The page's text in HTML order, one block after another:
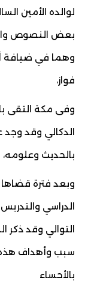
لوالده الأمين
بعض النصوص
وهما في ضيافة
فواز،
وفى مكة التقى
الدكالي وقد
بالحديث وعلومه،
وبعد فترة
الدراسي
التوالي وقد ذكر
سبب وأهداف هذه
بالأحساء